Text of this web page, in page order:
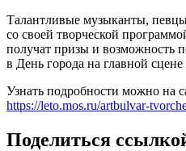
Талантливые музыканты,
со своей творческой
получат призы и возможность
в День города на главной сцене
Узнать подробности можно на
https://leto.mos.ru/artbulvar-
Поделиться